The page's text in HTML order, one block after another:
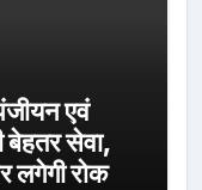
एवं
बेहतर सेवा,
लगेगी रोक